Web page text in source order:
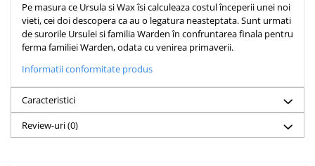
Schimbarea caracterului
Slujire
Suferinta
Viata din belsug
Viata de zi cu zi
Despre afaceri
Dezvoltare personala
Pe masura ce Ursula si Wax îsi calculeaza costul începerii unei noi
vieti, cei doi descopera ca au o legatura neasteptata. Sunt urmati
de surorile Ursulei si familia Warden în confruntarea finala pentru
ferma familiei Warden, odata cu venirea primaverii.
Informatii conformitate produs
Caracteristici
Review-uri(0)